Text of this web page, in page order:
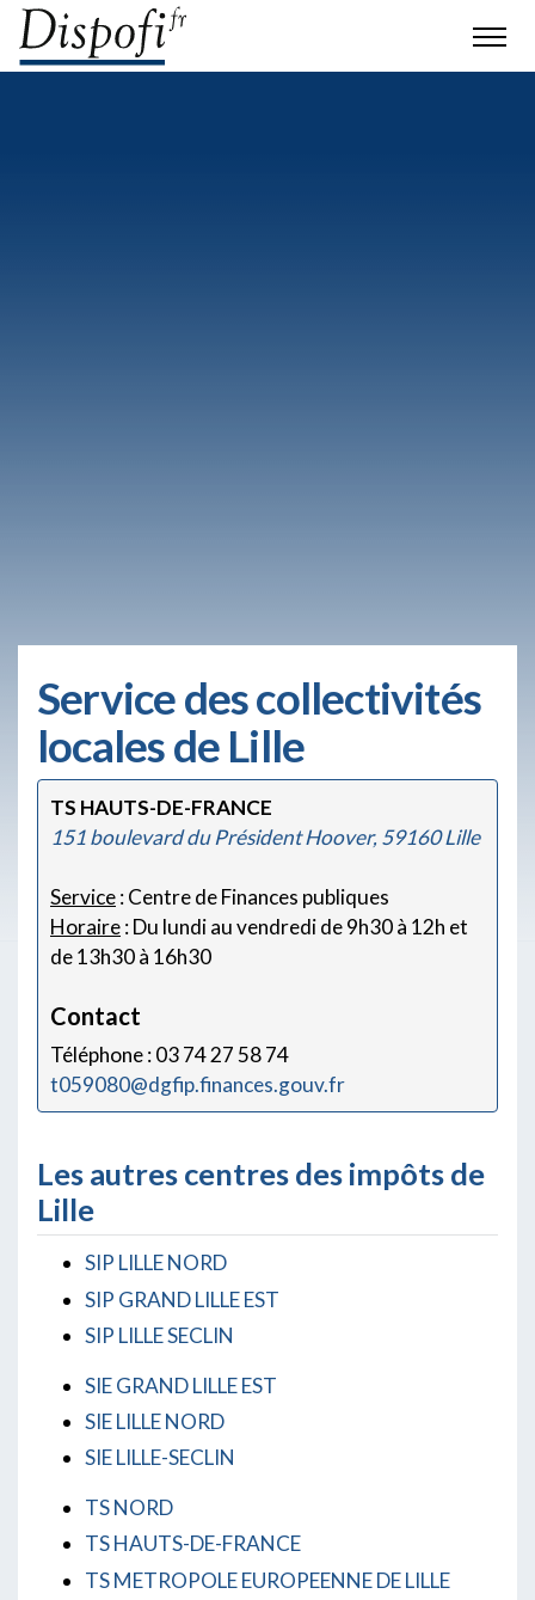
Service des collectivités
locales de Lille
TS HAUTS-DE-FRANCE
151 boulevard du Président Hoover, 59160 Lille
Service: Centre de Finances publiques
Horaire: Du lundi au vendredi de 9h30 à 12h et
de 13h30 à 16h30
Contact
Téléphone : 03 74 27 58 74
t059080@dgfip.finances.gouv.fr
Les autres centres des impôts de
Lille
SIP LILLE NORD
SIP GRAND LILLE EST
SIP LILLE SECLIN
SIE GRAND LILLE EST
SIE LILLE NORD
SIE LILLE-SECLIN
TS NORD
TS HAUTS-DE-FRANCE
TS METROPOLE EUROPEENNE DE LILLE